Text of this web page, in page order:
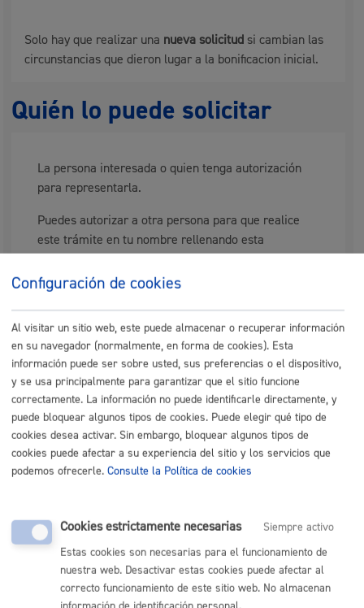
Solo hay que realizar una nueva solicitud si cambian las
circunstancias que dieron lugar a la bonificacion inicial.
Quién lo puede solicitar
La persona interesada o quien tenga autorización
para representarla.
Puedes autorizar a otra persona para que realice
este trámite en tu nombre rellenando esta
Si quieres otorgar una representación más duradera
puedes hacerlo en elregistro de representantes.
Cuándo lo pueden solicitar
Durante todo el año
es obligatorioel uso del formulario o del impreso
específico indicado en este trámite.
Tamaño máximo anexos:10 Mb
Configuración de cookies
Al visitar un sitio web, este puede almacenar o recuperar información
en su navegador (normalmente, en forma de cookies). Esta
información puede ser sobre usted, sus preferencias o el dispositivo,
y se usa principalmente para garantizar que el sitio funcione
correctamente. La información no puede identificarle directamente, y
puede bloquear algunos tipos de cookies. Puede elegir qué tipo de
cookies desea activar. Sin embargo, bloquear algunos tipos de
cookies puede afectar a su experiencia del sitio y los servicios que
podemos ofrecerle. Consulte la Política de cookies
Cookies estrictamente necesarias
Siempre activo
Estas cookies son necesarias para el funcionamiento de
nuestra web. Desactivar estas cookies puede afectar al
correcto funcionamiento de este sitio web. No almacenan